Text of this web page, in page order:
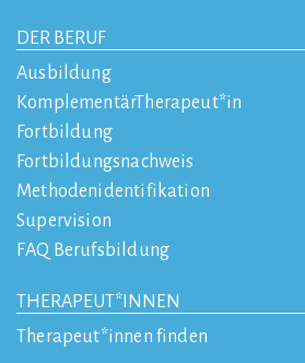
DER BERUF
Ausbildung
KomplementärTherapeut*in
Fortbildung
Fortbildungsnachweis
Methodenidentifikation
Supervision
FAQ Berufsbildung
THERAPEUT*INNEN
Therapeut*innen finden